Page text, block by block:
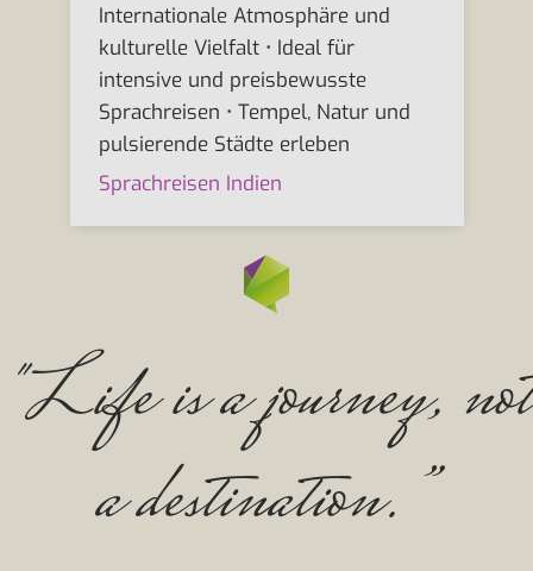
Internationale Atmosphäre und
kulturelle Vielfalt • Ideal für
intensive und preisbewusste
Sprachreisen • Tempel, Natur und
pulsierende Städte erleben
Sprachreisen Indien
"Life is a journey, not
a destination.”